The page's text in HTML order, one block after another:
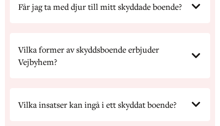
Får jag ta med djur till mitt skyddade boende?
Vilka former av skyddsboende erbjuder
Vejbyhem?
Vilka insatser kan ingå i ett skyddat boende?